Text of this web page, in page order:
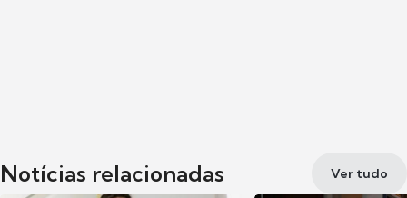
Notícias relacionadas Ver tudo